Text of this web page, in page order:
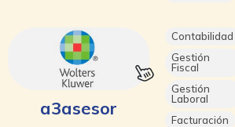
a3asesor
Contabilidad
Gestión
Fiscal
Gestión
Laboral
Facturación